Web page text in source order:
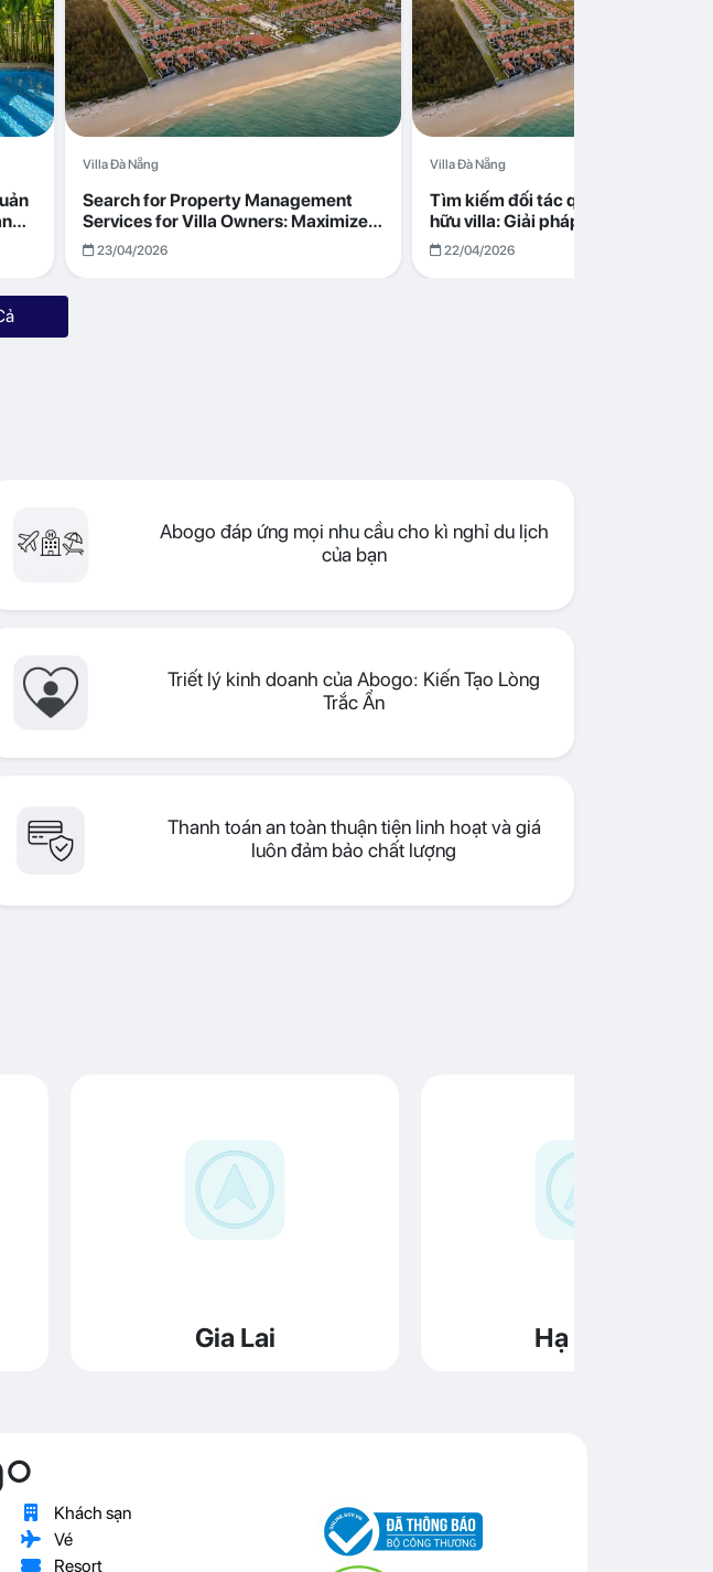
Villa Đà Nẵng
Search for Property Management
Services for Villa Owners: Maximize
Returns with Abogo in Da Nang
23/04/2026
Villa Đà Nẵng
Tìm kiếm đối tác quản lý cho chủ sở
hữu villa: Giải pháp tối ưu lợi nhuận
cùng Abogo tại Đà Nẵng
22/04/2026
Abogo đáp ứng mọi nhu cầu cho kì nghỉ du lịch
của bạn
Triết lý kinh doanh của Abogo: Kiến Tạo Lòng
Trắc Ẩn
Thanh toán an toàn thuận tiện linh hoạt và giá
luôn đảm bảo chất lượng
Gia Lai Hạ Long
Khách sạn
Vé
Resort